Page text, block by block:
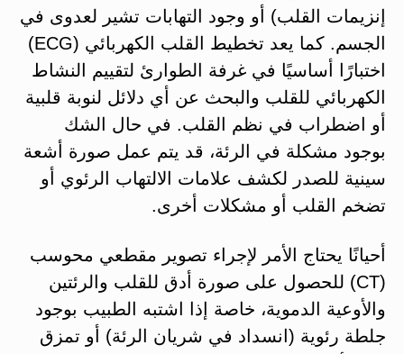
إنزيمات القلب) أو وجود التهابات تشير لعدوى في
الجسم​. كما يعد تخطيط القلب الكهربائي (ECG)
اختبارًا أساسيًا في غرفة الطوارئ لتقييم النشاط
الكهربائي للقلب والبحث عن أي دلائل لنوبة قلبية
أو اضطراب في نظم القلب. في حال الشك
بوجود مشكلة في الرئة، قد يتم عمل صورة أشعة
سينية للصدر لكشف علامات الالتهاب الرئوي أو
تضخم القلب أو مشكلات أخرى​.
أحيانًا يحتاج الأمر لإجراء تصوير مقطعي محوسب
(CT) للحصول على صورة أدق للقلب والرئتين
والأوعية الدموية، خاصة إذا اشتبه الطبيب بوجود
جلطة رئوية (انسداد في شريان الرئة) أو تمزق